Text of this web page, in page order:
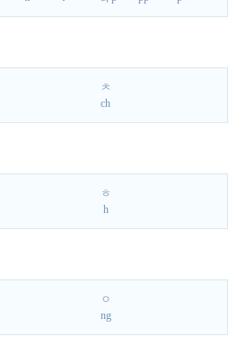
ㅊ
ch
ㅎ
h
ㅇ
ng